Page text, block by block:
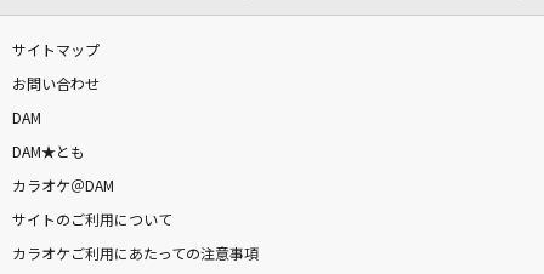
サイトマップ
お問い合わせ
DAM
DAM★とも
カラオケ＠DAM
サイトのご利用について
カラオケご利用にあたっての注意事項